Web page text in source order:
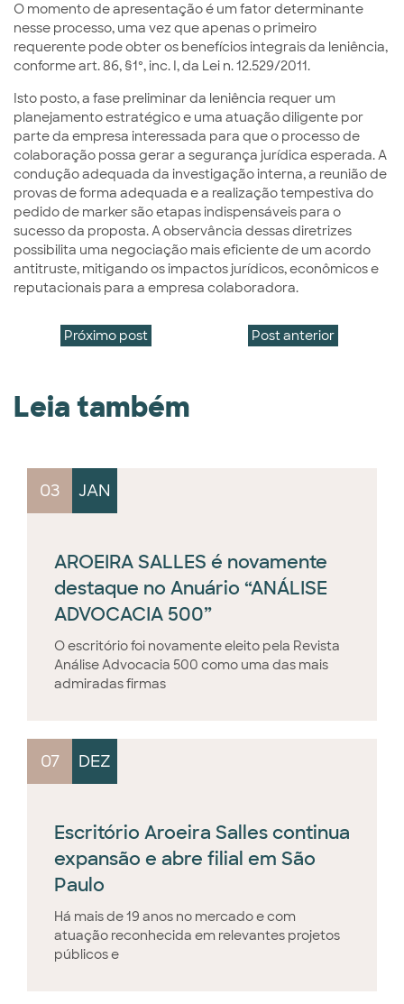
O momento de apresentação é um fator determinante
nesse processo, uma vez que apenas o primeiro
requerente pode obter os benefícios integrais da leniência,
conforme art. 86, §1º, inc. I, da Lei n. 12.529/2011.
Isto posto, a fase preliminar da leniência requer um
planejamento estratégico e uma atuação diligente por
parte da empresa interessada para que o processo de
colaboração possa gerar a segurança jurídica esperada. A
condução adequada da investigação interna, a reunião de
provas de forma adequada e a realização tempestiva do
pedido de marker são etapas indispensáveis para o
sucesso da proposta. A observância dessas diretrizes
possibilita uma negociação mais eficiente de um acordo
antitruste, mitigando os impactos jurídicos, econômicos e
reputacionais para a empresa colaboradora.
Próximo post Post anterior
Leia também
03 JAN
AROEIRA SALLES é novamente
destaque no Anuário “ANÁLISE
ADVOCACIA 500”
O escritório foi novamente eleito pela Revista
Análise Advocacia 500 como uma das mais
admiradas firmas
07 DEZ
Escritório Aroeira Salles continua
expansão e abre filial em São
Paulo
Há mais de 19 anos no mercado e com
atuação reconhecida em relevantes projetos
públicos e